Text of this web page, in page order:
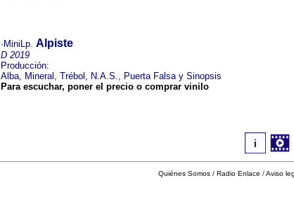
Quiénes Somos / Radio Enlace /Aviso
·MiniLp. Alpiste
D 2019
Producción:
Alba, Mineral, Trébol, N.A.S., Puerta Falsa y Sinopsis
Para escuchar, poner el precio o comprar vinilo